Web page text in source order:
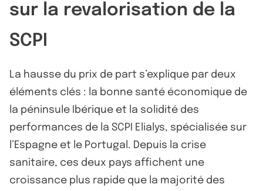
sur la revalorisation de la
SCPI
La hausse du prix de part s’explique par deux
éléments clés : la bonne santé économique de
la péninsule Ibérique et la solidité des
performances de la SCPI Elialys, spécialisée sur
l’Espagne et le Portugal. Depuis la crise
sanitaire, ces deux pays affichent une
croissance plus rapide que la majorité des